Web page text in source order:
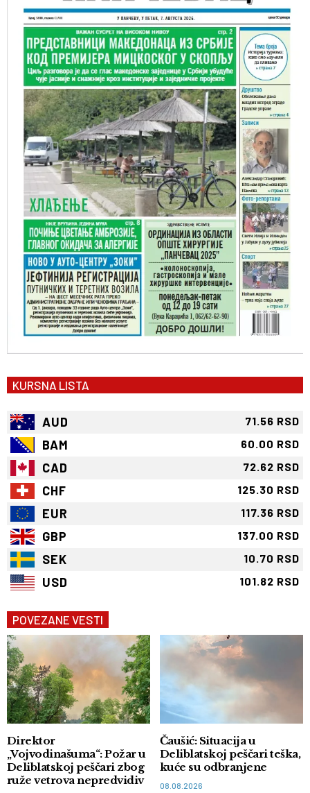
KURSNA LISTA
AUD 71.56 RSD
BAM 60.00 RSD
CAD 72.62 RSD
CHF 125.30 RSD
EUR 117.36 RSD
GBP 137.00 RSD
SEK 10.70 RSD
USD 101.82 RSD
POVEZANE VESTI
Direktor
„Vojvodinašuma“: Požar u
Deliblatskoj peščari zbog
ruže vetrova nepredvidiv
Čaušić: Situacija u
Deliblatskoj peščari teška,
kuće su odbranjene
08.08.2026